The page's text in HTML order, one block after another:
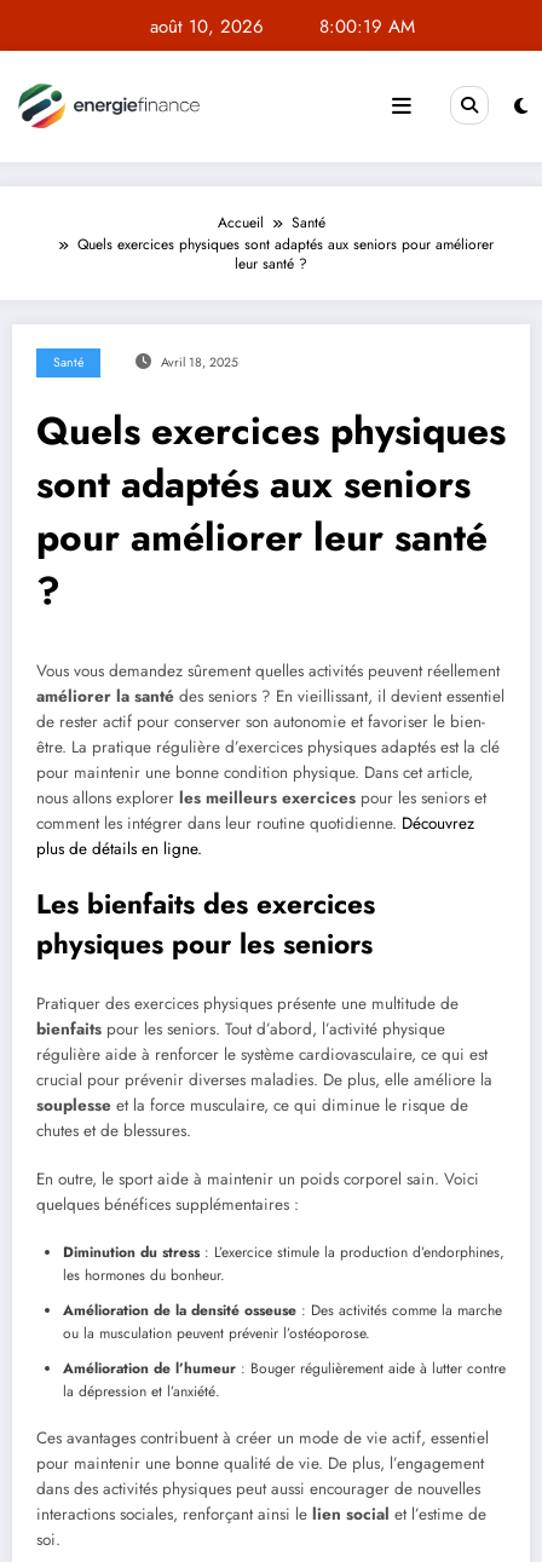
contenu
août 10, 2026 8:00:19 AM
Accueil
Santé
Quels exercices physiques sont adaptés aux seniors pour améliorer
leur santé ?
Santé Avril 18, 2025
Quels exercices physiques
sont adaptés aux seniors
pour améliorer leur santé
?
Vous vous demandez sûrement quelles activités peuvent réellement
améliorer la santé des seniors ? En vieillissant, il devient essentiel
de rester actif pour conserver son autonomie et favoriser le bien-
être. La pratique régulière d’exercices physiques adaptés est la clé
pour maintenir une bonne condition physique. Dans cet article,
nous allons explorer les meilleurs exercices pour les seniors et
comment les intégrer dans leur routine quotidienne. Découvrez
plus de détails en ligne.
Les bienfaits des exercices
physiques pour les seniors
Pratiquer des exercices physiques présente une multitude de
bienfaits pour les seniors. Tout d’abord, l’activité physique
régulière aide à renforcer le système cardiovasculaire, ce qui est
crucial pour prévenir diverses maladies. De plus, elle améliore la
souplesse et la force musculaire, ce qui diminue le risque de
chutes et de blessures.
En outre, le sport aide à maintenir un poids corporel sain. Voici
quelques bénéfices supplémentaires :
Diminution du stress: L’exercice stimule la production d’endorphines,
les hormones du bonheur.
Amélioration de la densité osseuse : Des activités comme la marche
ou la musculation peuvent prévenir l’ostéoporose.
Amélioration de l’humeur : Bouger régulièrement aide à lutter contre
la dépression et l’anxiété.
Ces avantages contribuent à créer un mode de vie actif, essentiel
pour maintenir une bonne qualité de vie. De plus, l’engagement
dans des activités physiques peut aussi encourager de nouvelles
interactions sociales, renforçant ainsi le lien social et l’estime de
soi.